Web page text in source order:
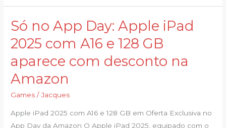
Só no App Day: Apple iPad
2025 com A16 e 128 GB
aparece com desconto na
Amazon
Games /Jacques
Apple iPad 2025 com A16 e 128 GB em Oferta Exclusiva no
App Day da Amazon O Apple iPad 2025, equipado com o
Só
App
Day:
Apple
iPad
2025
com
A16